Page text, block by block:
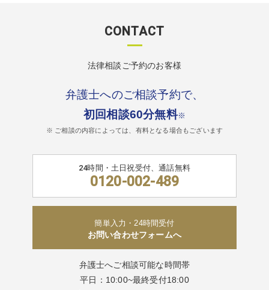
CONTACT
法律相談ご予約のお客様
弁護士へのご相談予約で、
初回相談60分無料※
※ ご相談の内容によっては、有料となる場合もございます
24時間・土日祝受付、通話無料
0120-002-489
簡単入力・24時間受付
お問い合わせフォームへ
弁護士へご相談可能な時間帯
平日：10:00~最終受付18:00